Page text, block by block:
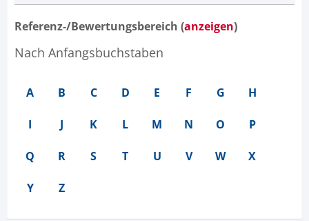
Referenz-/Bewertungsbereich (anzeigen)
Nach Anfangsbuchstaben
A B C D E F G H
I J K L M N O P
Q R S T U V W X
Y Z